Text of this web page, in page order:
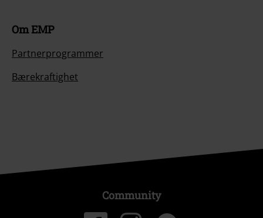
Om EMP
Partnerprogrammer
Bærekraftighet
Community